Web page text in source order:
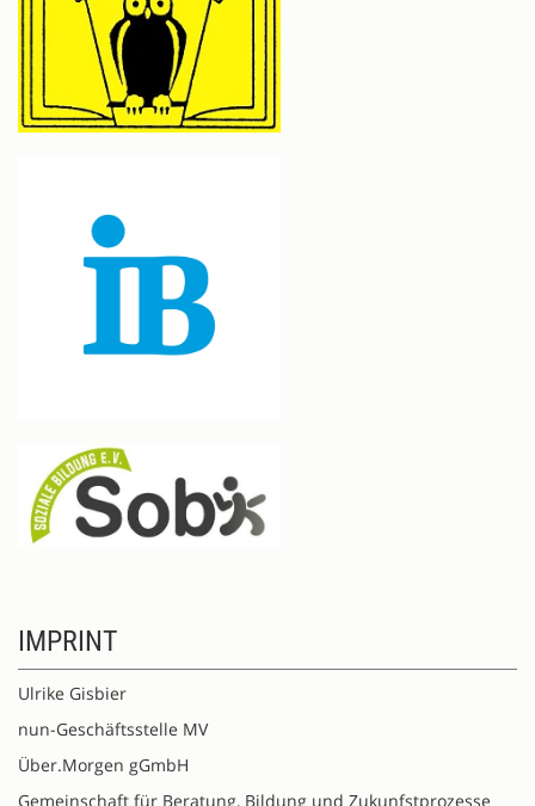
IMPRINT
Ulrike Gisbier
nun-Geschäftsstelle MV
Über.Morgen gGmbH
Gemeinschaft für Beratung, Bildung und Zukunfstprozesse